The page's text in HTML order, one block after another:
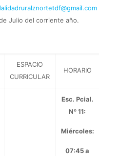
Julio del corriente año.
ESPACIO
CURRICULAR
HORARIO
Esc. Pcial.
Nº 11:
Miércoles:
07:45 a